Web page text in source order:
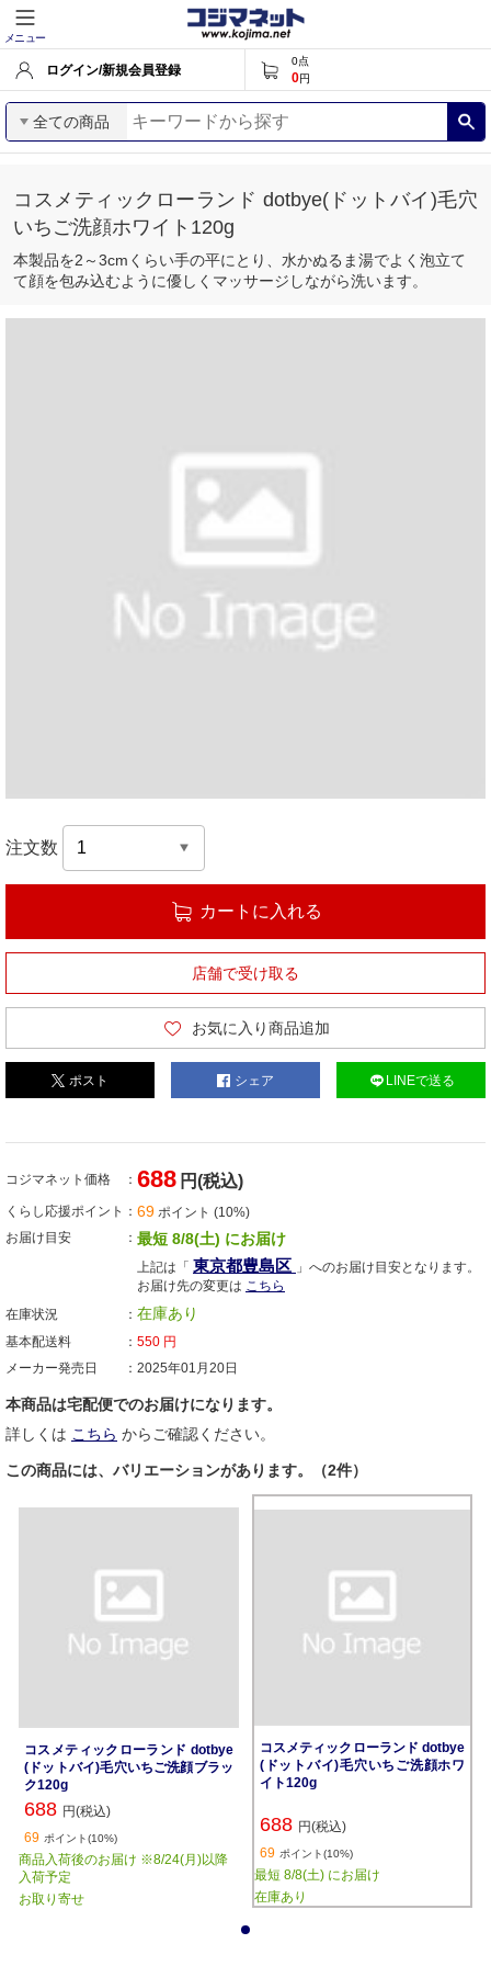
メニュー
ログイン/新規会員登録
0点
0円
全ての商品
コスメティックローランド dotbye(ドットバイ)毛穴
いちご洗顔ホワイト120g
本製品を2～3cmくらい手の平にとり、水かぬるま湯でよく泡立て
て顔を包み込むように優しくマッサージしながら洗います。
注文数
カートに入れる
店舗で受け取る
お気に入り商品追加
ポスト シェア LINEで送る
コジマネット価格 688 円(税込)
くらし応援ポイント 69 ポイント (10%)
お届け目安
最短 8/8(土) にお届け
上記は「 東京都豊島区 」へのお届け目安となります。
お届け先の変更は こちら
在庫状況
在庫あり
基本配送料 550 円
メーカー発売日
2025年01月20日
本商品は宅配便でのお届けになります。
詳しくは こちら からご確認ください。
この商品には、バリエーションがあります。（2件）
コスメティックローランド dotbye
(ドットバイ)毛穴いちご洗顔ブラッ
ク120g
688 円(税込)
69 ポイント(10%)
商品入荷後のお届け ※8/24(月)以降
入荷予定
お取り寄せ
コスメティックローランド dotbye
(ドットバイ)毛穴いちご洗顔ホワ
イト120g
688 円(税込)
69 ポイント(10%)
最短 8/8(土) にお届け
在庫あり